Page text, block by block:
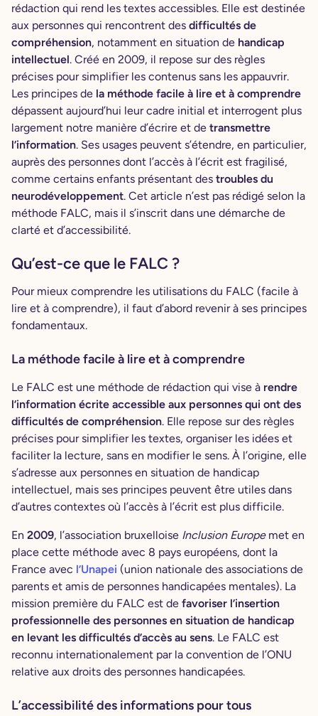
rédaction qui rend les textes accessibles. Elle est destinée
aux personnes qui rencontrent des difficultés de
compréhension, notamment en situation de handicap
intellectuel. Créé en 2009, il repose sur des règles
précises pour simplifier les contenus sans les appauvrir.
Les principes de la méthode facile à lire et à comprendre
dépassent aujourd’hui leur cadre initial et interrogent plus
largement notre manière d’écrire et de transmettre
l’information. Ses usages peuvent s’étendre, en particulier,
auprès des personnes dont l’accès à l’écrit est fragilisé,
comme certains enfants présentant des troubles du
neurodéveloppement. Cet article n’est pas rédigé selon la
méthode FALC, mais il s’inscrit dans une démarche de
clarté et d’accessibilité.
Qu’est-ce que le FALC ?
Pour mieux comprendre les utilisations du FALC (facile à
lire et à comprendre), il faut d’abord revenir à ses principes
fondamentaux.
La méthode facile à lire et à comprendre
Le FALC est une méthode de rédaction qui vise à rendre
l’information écrite accessible aux personnes qui ont des
difficultés de compréhension. Elle repose sur des règles
précises pour simplifier les textes, organiser les idées et
faciliter la lecture, sans en modifier le sens. À l’origine, elle
s’adresse aux personnes en situation de handicap
intellectuel, mais ses principes peuvent être utiles dans
d’autres contextes où l’accès à l’écrit est plus difficile.
En 2009, l’association bruxelloise Inclusion Europemet en
place cette méthode avec 8 pays européens, dont la
France avec l’Unapei (union nationale des associations de
parents et amis de personnes handicapées mentales). La
mission première du FALC est de favoriser l’insertion
professionnelle des personnes en situation de handicap
en levant les difficultés d’accès au sens. Le FALC est
reconnu internationalement par la convention de l’ONU
relative aux droits des personnes handicapées.
L’accessibilité des informations pour tous